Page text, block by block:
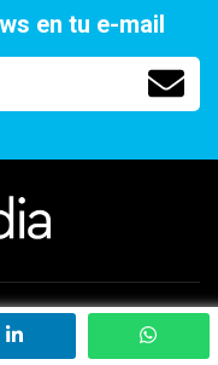
en tu e-mail
Montevideo, Uruguay